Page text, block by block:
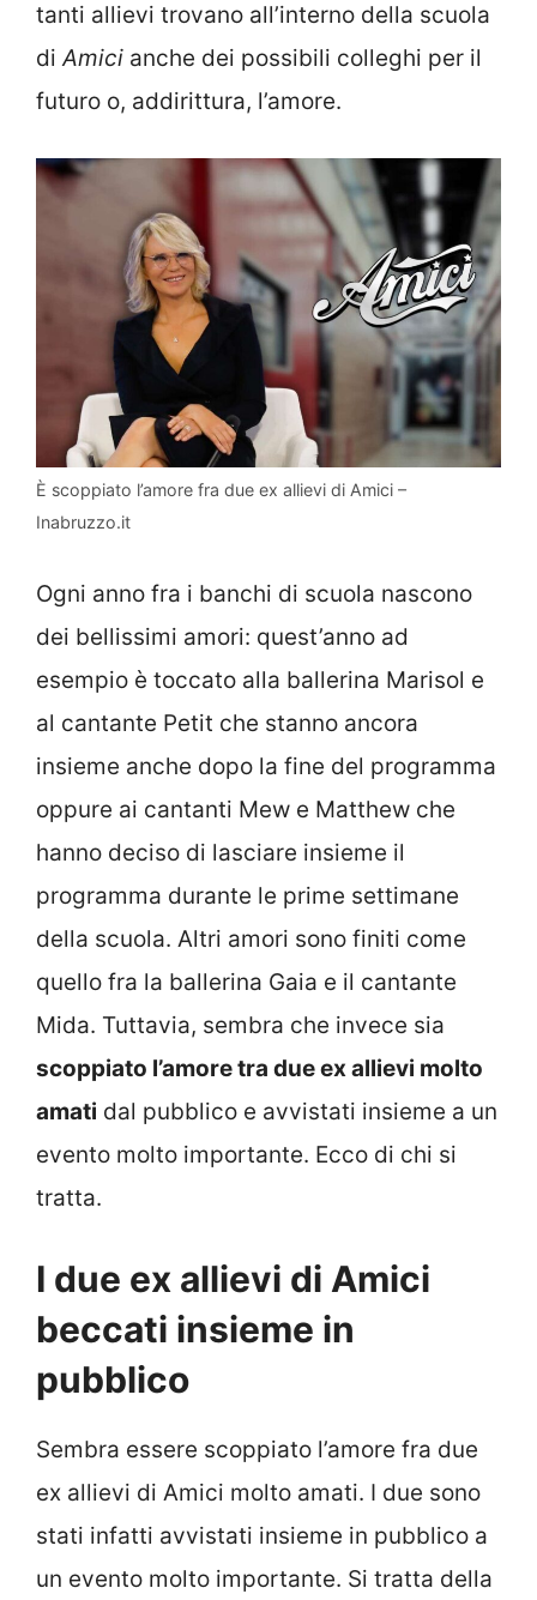
tanti allievi trovano all’interno della scuola
di Amici anche dei possibili colleghi per il
futuro o, addirittura, l’amore.
È scoppiato l’amore fra due ex allievi di Amici –
Inabruzzo.it
Ogni anno fra i banchi di scuola nascono
dei bellissimi amori: quest’anno ad
esempio è toccato alla ballerina Marisol e
al cantante Petit che stanno ancora
insieme anche dopo la fine del programma
oppure ai cantanti Mew e Matthew che
hanno deciso di lasciare insieme il
programma durante le prime settimane
della scuola. Altri amori sono finiti come
quello fra la ballerina Gaia e il cantante
Mida. Tuttavia, sembra che invece sia
scoppiato l’amore tra due ex allievi molto
amati dal pubblico e avvistati insieme a un
evento molto importante. Ecco di chi si
tratta.
I due ex allievi di Amici
beccati insieme in
pubblico
Sembra essere scoppiato l’amore fra due
ex allievi di Amici molto amati. I due sono
stati infatti avvistati insieme in pubblico a
un evento molto importante. Si tratta della